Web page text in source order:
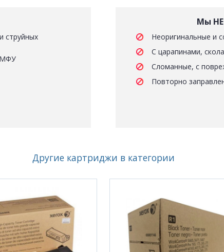
струйных
МФУ
Мы
Неоригинальные и
С царапинами,
Сломанные, с
Повторно
Другие картриджи в категории